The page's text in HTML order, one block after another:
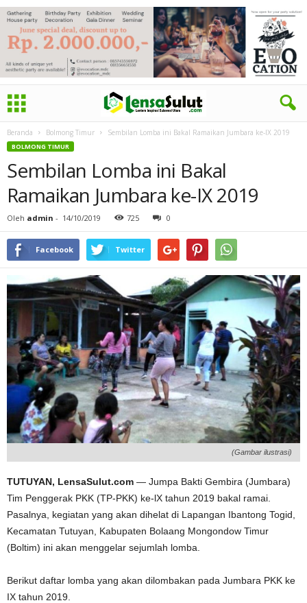
Beranda Bolmong Timur Sembilan Lomba ini Bakal Ramaikan Jumbara ke-IX 2019
BOLMONG TIMUR
Sembilan Lomba ini Bakal
Ramaikan Jumbara ke-IX 2019
Oleh admin - 14/10/2019 725 0
Facebook Twitter
(Gambar ilustrasi)
TUTUYAN, LensaSulut.com — Jumpa Bakti Gembira (Jumbara)
Tim Penggerak PKK (TP-PKK) ke-lX tahun 2019 bakal ramai.
Pasalnya, kegiatan yang akan dihelat di Lapangan Ibantong Togid,
Kecamatan Tutuyan, Kabupaten Bolaang Mongondow Timur
(Boltim) ini akan menggelar sejumlah lomba.
Berikut daftar lomba yang akan dilombakan pada Jumbara PKK ke
IX tahun 2019.